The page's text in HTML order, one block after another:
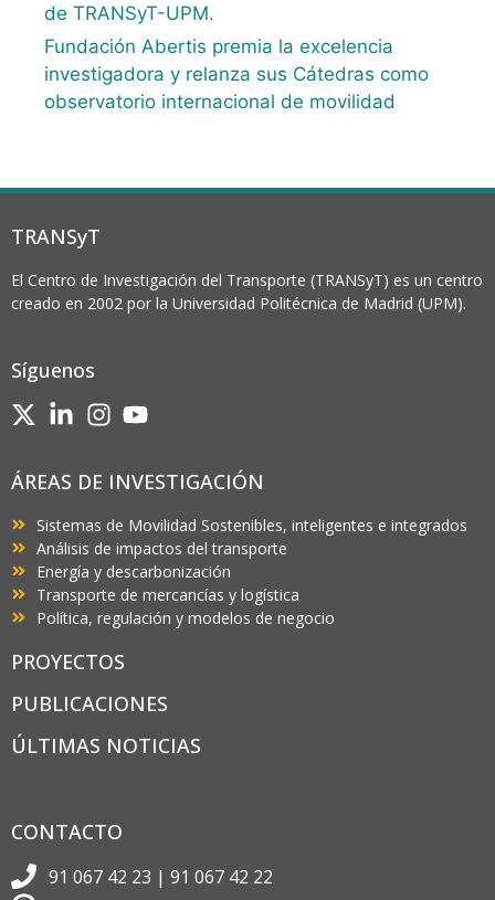
de TRANSyT-UPM.
Fundación Abertis premia la excelencia
investigadora y relanza sus Cátedras como
observatorio internacional de movilidad
TRANSyT
El Centro de Investigación del Transporte (TRANSyT) es un centro
creado en 2002 por la Universidad Politécnica de Madrid (UPM).
Síguenos
ÁREAS DE INVESTIGACIÓN
Sistemas de Movilidad Sostenibles, inteligentes e integrados
Análisis de impactos del transporte
Energía y descarbonización
Transporte de mercancías y logística
Política, regulación y modelos de negocio
PROYECTOS
PUBLICACIONES
ÚLTIMAS NOTICIAS
CONTACTO
91 067 42 23 | 91 067 42 22